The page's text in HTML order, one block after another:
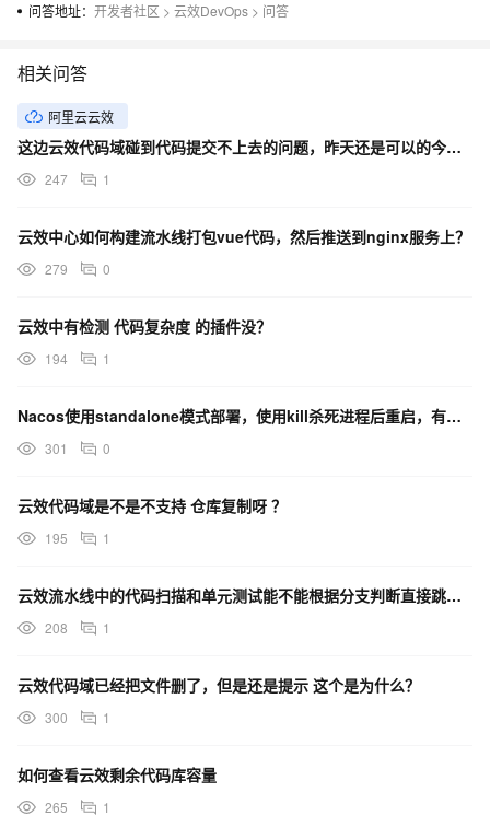
EXECUTOR_ID=639c1a56da874cca728374ad
CI_SOURCE_NAME=etc
export PIPELINE_ID=2463236
PIPELINE_ID=2463236
export ENGINE_PIPELINE_CONFIG_ID=6917994
export GIT_REPO=null
GIT_REPO=null
COMMIT_ID=null
export pause_strategy=FirstBatchPause
export TIMESTAMP=1688705672975
TIMESTAMP=1688705672975
execute_user=root
export
9142
ENGINE_PIPELINE_CREATOR_ALIYUN_PK=124486801693
export triggerMode=1
triggerMode=1
问答地址： 开发者社区 > 云效DevOps > 问答
相关问答
阿里云云效
这边云效代码域碰到代码提交不上去的问题，昨天还是可以的今天就不行了，一直报错来着？
247 1
云效中心如何构建流水线打包vue代码，然后推送到nginx服务上？
279 0
云效中有检测 代码复杂度 的插件没？
194 1
Nacos使用standalone模式部署，使用kill杀死进程后重启，有人遇到过吗？
301 0
云效代码域是不是不支持 仓库复制呀 ？
195 1
云效流水线中的代码扫描和单元测试能不能根据分支判断直接跳过？
208 1
云效代码域已经把文件删了，但是还是提示 这个是为什么？
300 1
如何查看云效剩余代码库容量
265 1